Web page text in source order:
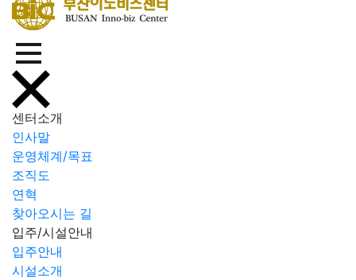
센터소개
인사말
운영체계/목표
조직도
연혁
찾아오시는 길
입주/시설안내
입주안내
시설소개